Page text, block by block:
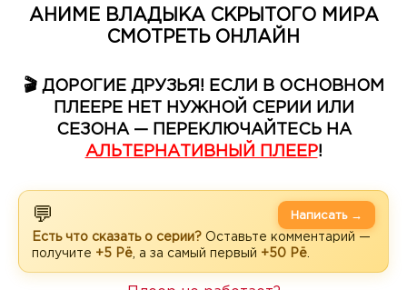
АНИМЕ ВЛАДЫКА СКРЫТОГО МИРА
СМОТРЕТЬ ОНЛАЙН
🎬 ДОРОГИЕ ДРУЗЬЯ! ЕСЛИ В ОСНОВНОМ
ПЛЕЕРЕ НЕТ НУЖНОЙ СЕРИИ ИЛИ
СЕЗОНА — ПЕРЕКЛЮЧАЙТЕСЬ НА
АЛЬТЕРНАТИВНЫЙ ПЛЕЕР!
💬
Есть что сказать о серии? Оставьте комментарий —
получите +5 Рё , а за самый первый +50 Рё
Написать →